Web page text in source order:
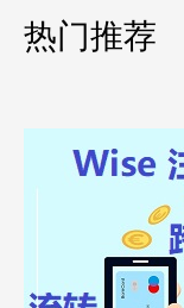
热门推荐